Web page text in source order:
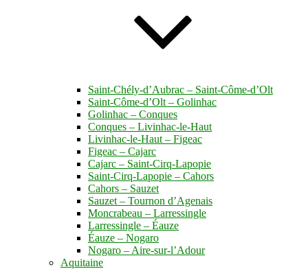
Saint-Chély-d’Aubrac – Saint-Côme-d’Olt
Saint-Côme-d’Olt – Golinhac
Golinhac – Conques
Conques – Livinhac-le-Haut
Livinhac-le-Haut – Figeac
Figeac – Cajarc
Cajarc – Saint-Cirq-Lapopie
Saint-Cirq-Lapopie – Cahors
Cahors – Sauzet
Sauzet – Tournon d’Agenais
Moncrabeau – Larressingle
Larressingle – Éauze
Éauze – Nogaro
Nogaro – Aire-sur-l’Adour
Aquitaine